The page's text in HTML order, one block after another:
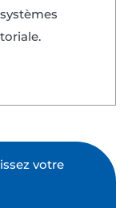
votre